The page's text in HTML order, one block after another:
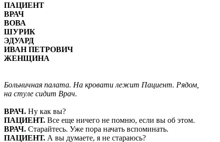
ПАЦИЕНТ
ВРАЧ
ВОВА
ШУРИК
ЭДУАРД
ИВАН ПЕТРОВИЧ
ЖЕНЩИНА
Больничная палата. На кровати лежит Пациент. Рядом,
на стуле сидит Врач.
ВРАЧ. Ну как вы?
ПАЦИЕНТ. Все еще ничего не помню, если вы об этом.
ВРАЧ. Старайтесь. Уже пора начать вспоминать.
ПАЦИЕНТ. А вы думаете, я не стараюсь?